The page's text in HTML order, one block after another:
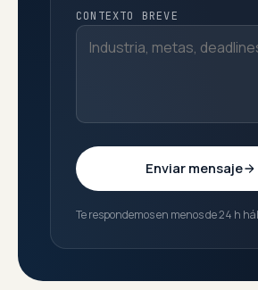
CONTEXTO BREVE
Enviar mensaje
Te respondemos en menos de 24 h